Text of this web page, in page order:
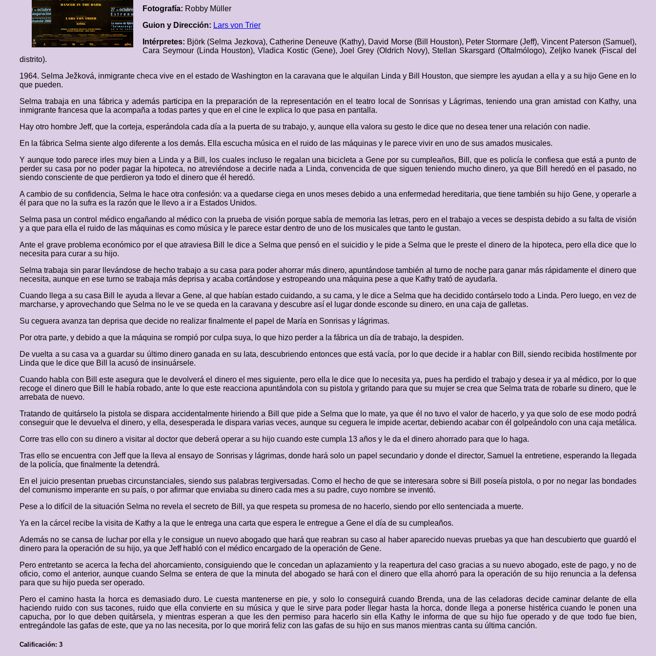
Fotografía: Robby Müller
Guion y Dirección: Lars von Trier
Intérpretes: Björk (Selma Jezkova), Catherine Deneuve (Kathy), David Morse (Bill Houston), Peter Stormare (Jeff), Vincent Paterson (Samuel),
Cara Seymour (Linda Houston), Vladica Kostic (Gene), Joel Grey (Oldrïch Novy), Stellan Skarsgard (Oftalmólogo), Zeljko Ivanek (Fiscal del
distrito).
1964. Selma Ježková, inmigrante checa vive en el estado de Washington en la caravana que le alquilan Linda y Bill Houston, que siempre les ayudan a ella y a su hijo Gene en lo
que pueden.
Selma trabaja en una fábrica y además participa en la preparación de la representación en el teatro local de Sonrisas y Lágrimas, teniendo una gran amistad con Kathy, una
inmigrante francesa que la acompaña a todas partes y que en el cine le explica lo que pasa en pantalla.
Hay otro hombre Jeff, que la corteja, esperándola cada día a la puerta de su trabajo, y, aunque ella valora su gesto le dice que no desea tener una relación con nadie.
En la fábrica Selma siente algo diferente a los demás. Ella escucha música en el ruido de las máquinas y le parece vivir en uno de sus amados musicales.
Y aunque todo parece irles muy bien a Linda y a Bill, los cuales incluso le regalan una bicicleta a Gene por su cumpleaños, Bill, que es policía le confiesa que está a punto de
perder su casa por no poder pagar la hipoteca, no atreviéndose a decirle nada a Linda, convencida de que siguen teniendo mucho dinero, ya que Bill heredó en el pasado, no
siendo consciente de que perdieron ya todo el dinero que él heredó.
A cambio de su confidencia, Selma le hace otra confesión: va a quedarse ciega en unos meses debido a una enfermedad hereditaria, que tiene también su hijo Gene, y operarle a
él para que no la sufra es la razón que le llevo a ir a Estados Unidos.
Selma pasa un control médico engañando al médico con la prueba de visión porque sabía de memoria las letras, pero en el trabajo a veces se despista debido a su falta de visión
y a que para ella el ruido de las máquinas es como música y le parece estar dentro de uno de los musicales que tanto le gustan.
Ante el grave problema económico por el que atraviesa Bill le dice a Selma que pensó en el suicidio y le pide a Selma que le preste el dinero de la hipoteca, pero ella dice que lo
necesita para curar a su hijo.
Selma trabaja sin parar llevándose de hecho trabajo a su casa para poder ahorrar más dinero, apuntándose también al turno de noche para ganar más rápidamente el dinero que
necesita, aunque en ese turno se trabaja más deprisa y acaba cortándose y estropeando una máquina pese a que Kathy trató de ayudarla.
Cuando llega a su casa Bill le ayuda a llevar a Gene, al que habían estado cuidando, a su cama, y le dice a Selma que ha decidido contárselo todo a Linda. Pero luego, en vez de
marcharse, y aprovechando que Selma no le ve se queda en la caravana y descubre así el lugar donde esconde su dinero, en una caja de galletas.
Su ceguera avanza tan deprisa que decide no realizar finalmente el papel de María en Sonrisas y lágrimas.
Por otra parte, y debido a que la máquina se rompió por culpa suya, lo que hizo perder a la fábrica un día de trabajo, la despiden.
De vuelta a su casa va a guardar su último dinero ganada en su lata, descubriendo entonces que está vacía, por lo que decide ir a hablar con Bill, siendo recibida hostilmente por
Linda que le dice que Bill la acusó de insinuársele.
Cuando habla con Bill este asegura que le devolverá el dinero el mes siguiente, pero ella le dice que lo necesita ya, pues ha perdido el trabajo y desea ir ya al médico, por lo que
recoge el dinero que Bill le había robado, ante lo que este reacciona apuntándola con su pistola y gritando para que su mujer se crea que Selma trata de robarle su dinero, que le
arrebata de nuevo.
Tratando de quitárselo la pistola se dispara accidentalmente hiriendo a Bill que pide a Selma que lo mate, ya que él no tuvo el valor de hacerlo, y ya que solo de ese modo podrá
conseguir que le devuelva el dinero, y ella, desesperada le dispara varias veces, aunque su ceguera le impide acertar, debiendo acabar con él golpeándolo con una caja metálica.
Corre tras ello con su dinero a visitar al doctor que deberá operar a su hijo cuando este cumpla 13 años y le da el dinero ahorrado para que lo haga.
Tras ello se encuentra con Jeff que la lleva al ensayo de Sonrisas y lágrimas, donde hará solo un papel secundario y donde el director, Samuel la entretiene, esperando la llegada
de la policía, que finalmente la detendrá.
En el juicio presentan pruebas circunstanciales, siendo sus palabras tergiversadas. Como el hecho de que se interesara sobre si Bill poseía pistola, o por no negar las bondades
del comunismo imperante en su país, o por afirmar que enviaba su dinero cada mes a su padre, cuyo nombre se inventó.
Pese a lo difícil de la situación Selma no revela el secreto de Bill, ya que respeta su promesa de no hacerlo, siendo por ello sentenciada a muerte.
Ya en la cárcel recibe la visita de Kathy a la que le entrega una carta que espera le entregue a Gene el día de su cumpleaños.
Además no se cansa de luchar por ella y le consigue un nuevo abogado que hará que reabran su caso al haber aparecido nuevas pruebas ya que han descubierto que guardó el
dinero para la operación de su hijo, ya que Jeff habló con el médico encargado de la operación de Gene.
Pero entretanto se acerca la fecha del ahorcamiento, consiguiendo que le concedan un aplazamiento y la reapertura del caso gracias a su nuevo abogado, este de pago, y no de
oficio, como el anterior, aunque cuando Selma se entera de que la minuta del abogado se hará con el dinero que ella ahorró para la operación de su hijo renuncia a la defensa
para que su hijo pueda ser operado.
Pero el camino hasta la horca es demasiado duro. Le cuesta mantenerse en pie, y solo lo conseguirá cuando Brenda, una de las celadoras decide caminar delante de ella
haciendo ruido con sus tacones, ruido que ella convierte en su música y que le sirve para poder llegar hasta la horca, donde llega a ponerse histérica cuando le ponen una
capucha, por lo que deben quitársela, y mientras esperan a que les den permiso para hacerlo sin ella Kathy le informa de que su hijo fue operado y de que todo fue bien,
entregándole las gafas de este, que ya no las necesita, por lo que morirá feliz con las gafas de su hijo en sus manos mientras canta su última canción.
Calificación: 3